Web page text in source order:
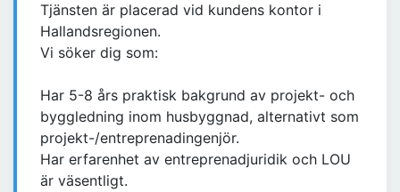
Tjänsten är placerad vid kundens kontor i
Hallandsregionen.
Vi söker dig som:
Har 5-8 års praktisk bakgrund av projekt- och
byggledning inom husbyggnad, alternativt som
projekt-/entreprenadingenjör.
Har erfarenhet av entreprenadjuridik och LOU
är väsentligt.